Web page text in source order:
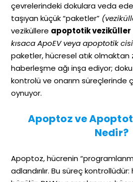
çevrelerindeki dokulara veda
taşıyan küçük “paketler”
veziküllere apoptotik veziküller
kısaca ApoEV veya apoptotik
paketler, hücresel atık olmaktan
haberleşme ağı inşa ediyor; doku
kontrolü ve onarım süreçlerinde
oynuyor.
Apoptoz ve
Nedir?
Apoptoz, hücrenin
adlandırılır. Bu süreç